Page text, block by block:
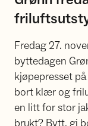
Fredag 27.
byttedagen
kjøpepresset
bort klær og
en litt for stor